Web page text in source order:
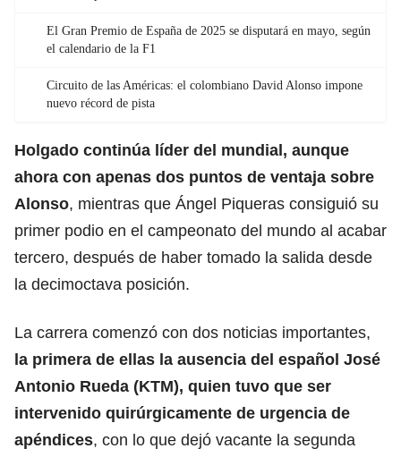
El Gran Premio de España de 2025 se disputará en mayo, según
el calendario de la F1
Circuito de las Américas: el colombiano David Alonso impone
nuevo récord de pista
Holgado continúa líder del mundial, aunque
ahora con apenas dos puntos de ventaja sobre
Alonso, mientras que Ángel Piqueras consiguió su
primer podio en el campeonato del mundo al acabar
tercero, después de haber tomado la salida desde
la decimoctava posición.
La carrera comenzó con dos noticias importantes,
la primera de ellas la ausencia del español José
Antonio Rueda (KTM), quien tuvo que ser
intervenido quirúrgicamente de urgencia de
apéndices, con lo que dejó vacante la segunda